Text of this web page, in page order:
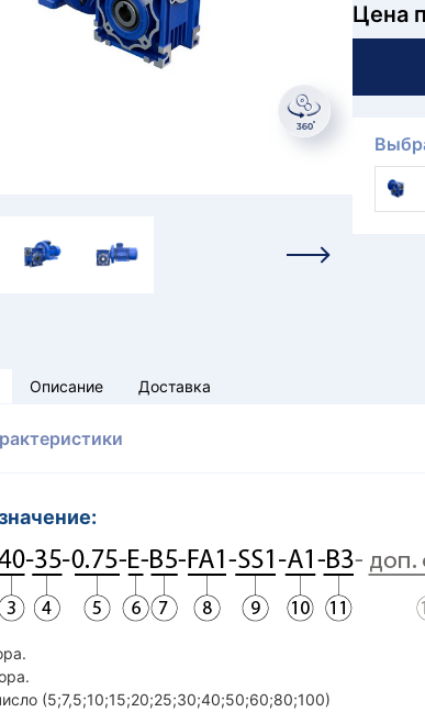
Цена
Описание Доставка
(5;7,5;10;15;20;25;30;40;50;60;80;100)